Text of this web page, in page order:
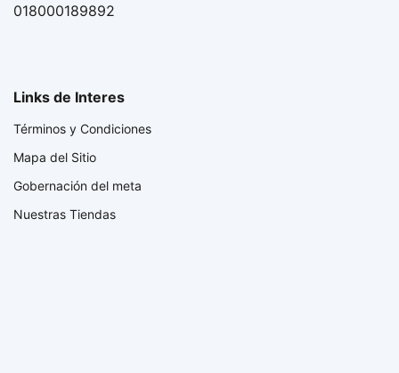
018000189892
Links de Interes
Términos y Condiciones
Mapa del Sitio
Gobernación del meta
Nuestras Tiendas